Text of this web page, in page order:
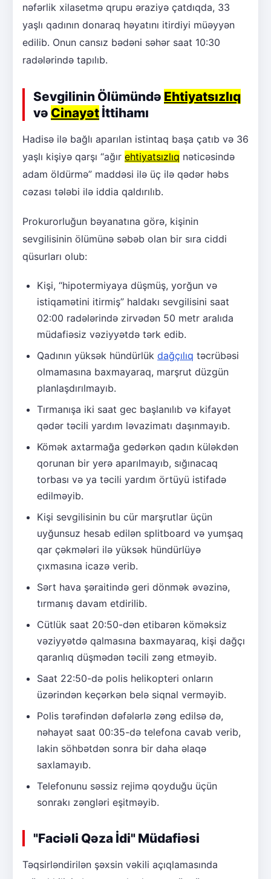
nəfərlik xilasetmə qrupu əraziyə çatdıqda, 33
yaşlı qadının donaraq həyatını itirdiyi müəyyən
edilib. Onun cansız bədəni səhər saat 10:30
radələrində tapılıb.
Sevgilinin Ölümündə Ehtiyatsızlıq
və Cinayət İttihamı
Hadisə ilə bağlı aparılan istintaq başa çatıb və 36
yaşlı kişiyə qarşı “ağır ehtiyatsızlıq nəticəsində
adam öldürmə” maddəsi ilə üç ilə qədər həbs
cəzası tələbi ilə iddia qaldırılıb.
Prokurorluğun bəyanatına görə, kişinin
sevgilisinin ölümünə səbəb olan bir sıra ciddi
qüsurları olub:
Kişi, “hipotermiyaya düşmüş, yorğun və
istiqamətini itirmiş” haldakı sevgilisini saat
02:00 radələrində zirvədən 50 metr aralıda
müdafiəsiz vəziyyətdə tərk edib.
Qadının yüksək hündürlük dağçılıq təcrübəsi
olmamasına baxmayaraq, marşrut düzgün
planlaşdırılmayıb.
Tırmanışa iki saat gec başlanılıb və kifayət
qədər təcili yardım ləvazimatı daşınmayıb.
Kömək axtarmağa gedərkən qadın küləkdən
qorunan bir yerə aparılmayıb, sığınacaq
torbası və ya təcili yardım örtüyü istifadə
edilməyib.
Kişi sevgilisinin bu cür marşrutlar üçün
uyğunsuz hesab edilən splitboard və yumşaq
qar çəkmələri ilə yüksək hündürlüyə
çıxmasına icazə verib.
Sərt hava şəraitində geri dönmək əvəzinə,
tırmanış davam etdirilib.
Cütlük saat 20:50-dən etibarən köməksiz
vəziyyətdə qalmasına baxmayaraq, kişi dağçı
qaranlıq düşmədən təcili zəng etməyib.
Saat 22:50-də polis helikopteri onların
üzərindən keçərkən belə siqnal verməyib.
Polis tərəfindən dəfələrlə zəng edilsə də,
nəhayət saat 00:35-də telefona cavab verib,
lakin söhbətdən sonra bir daha əlaqə
saxlamayıb.
Telefonunu səssiz rejimə qoyduğu üçün
sonrakı zəngləri eşitməyib.
"Faciəli Qəza İdi" Müdafiəsi
Təqsirləndirilən şəxsin vəkili açıqlamasında